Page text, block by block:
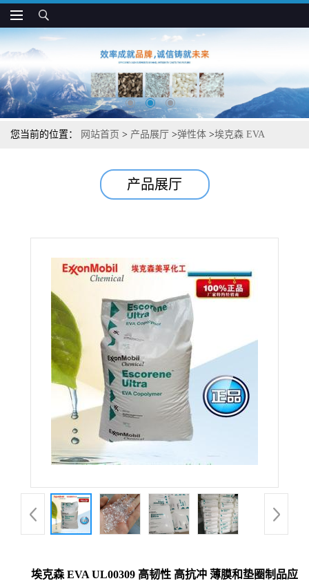
您当前的位置： 网站首页 > 产品展厅 >弹性体 >埃克森 EVA
产品展厅
埃克森 EVA UL00309 高韧性 高抗冲 薄膜和垫圈制品应